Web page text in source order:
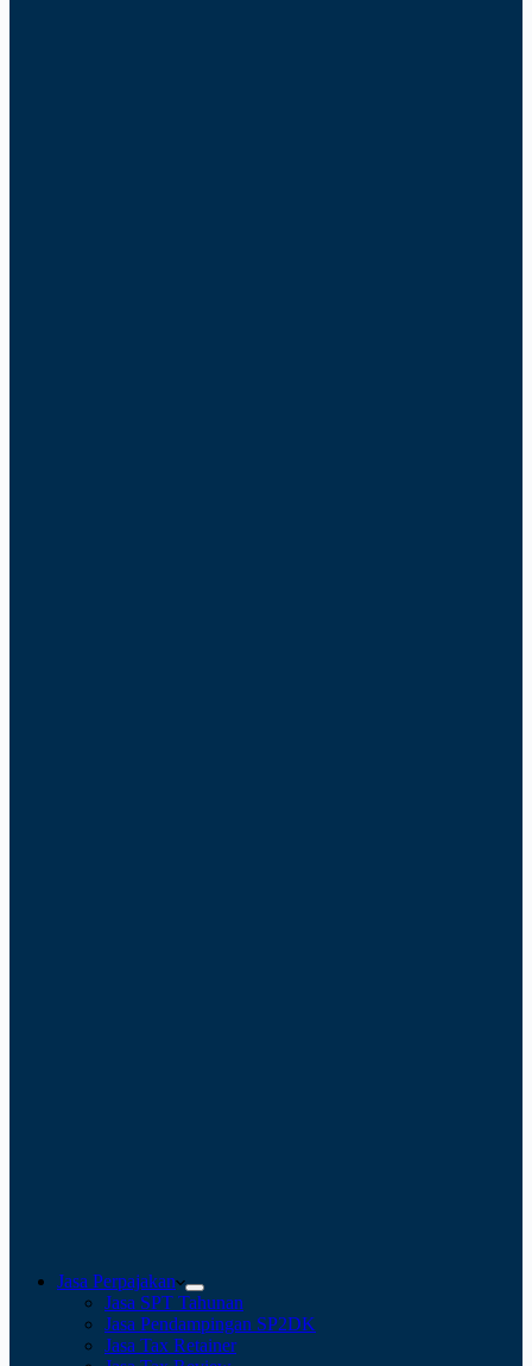
Jasa Perpajakan
Jasa SPT Tahunan
Jasa Pendampingan SP2DK
Jasa Tax Retainer